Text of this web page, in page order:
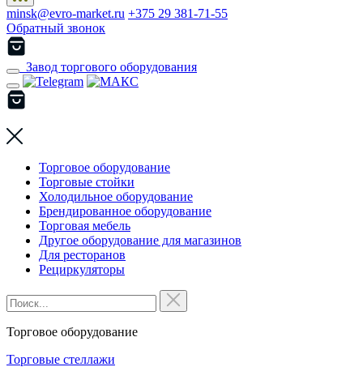
minsk@evro-market.ru +375 29 381-71-55
Обратный звонок
Завод торгового оборудования
Торговое оборудование
Торговые стойки
Холодильное оборудование
Брендированное оборудование
Торговая мебель
Другое оборудование для магазинов
Для ресторанов
Рециркуляторы
Торговое оборудование
Торговые стеллажи